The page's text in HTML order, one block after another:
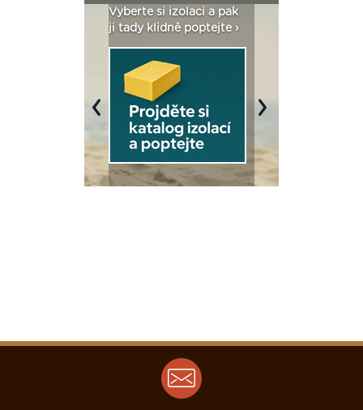
Vyberte si izolaci a pak
ji tady klidně poptejte ›
Previous Next